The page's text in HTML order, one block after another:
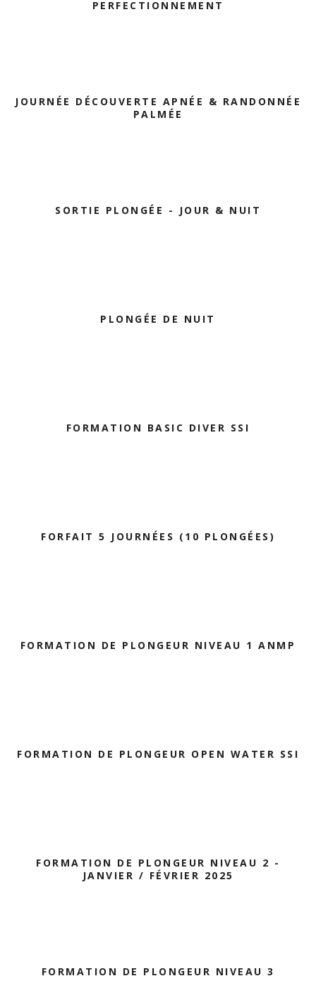
PERFECTIONNEMENT
JOURNÉE DÉCOUVERTE APNÉE & RANDONNÉE
PALMÉE
SORTIE PLONGÉE - JOUR & NUIT
PLONGÉE DE NUIT
FORMATION BASIC DIVER SSI
FORFAIT 5 JOURNÉES (10 PLONGÉES)
FORMATION DE PLONGEUR NIVEAU 1 ANMP
FORMATION DE PLONGEUR OPEN WATER SSI
FORMATION DE PLONGEUR NIVEAU 2 -
JANVIER / FÉVRIER 2025
FORMATION DE PLONGEUR NIVEAU 3